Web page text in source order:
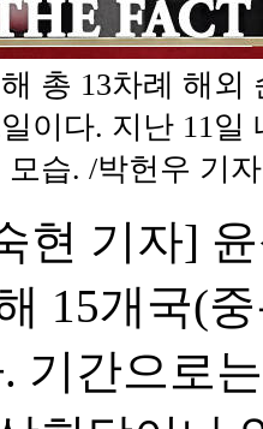
총 13차례 해외
이다. 지난 11일
습. /박헌우 기자
현 기자]
15개국(
기간으로